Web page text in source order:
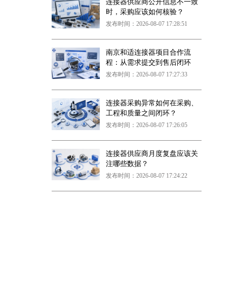
连接器供应商公开信息不一致
时，采购应该如何核验？
发布时间：2026-08-07 17:28:51
南京和适连接器项目合作流
程：从需求提交到售后闭环
发布时间：2026-08-07 17:27:33
连接器采购异常如何在采购、
工程和质量之间闭环？
发布时间：2026-08-07 17:26:05
连接器供应商月度复盘应该关
注哪些数据？
发布时间：2026-08-07 17:24:22